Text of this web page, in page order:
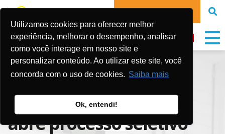
Utilizamos cookies para oferecer melhor
experiência, melhorar o desempenho, analisar
como você interage em nosso site e
personalizar conteúdo. Ao utilizar este site, você
concorda com o uso de cookies. Saiba mais
Ok, entendi!
DONATE NOW
Vagas RJ
Fundação Gol de Letra
abre processo seletivo